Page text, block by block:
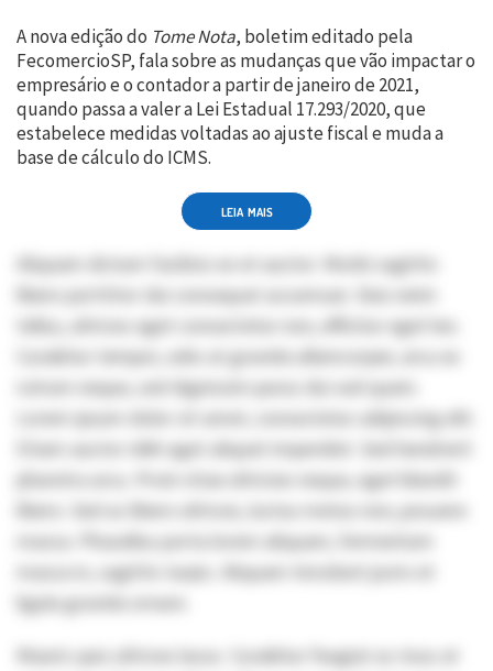
A nova edição do Tome Nota, boletim editado pela
FecomercioSP, fala sobre as mudanças que vão impactar o
empresário e o contador a partir de janeiro de 2021,
quando passa a valer a Lei Estadual 17.293/2020, que
estabelece medidas voltadas ao ajuste fiscal e muda a
base de cálculo do ICMS.
LEIA MAIS
Aliquam dictum facilisis ex et auctor. Morbi sagittis
libero porttitor dui consequat accumsan. Duis enim
tellus, ultrices eget consectetur non, efficitur eget leo.
Curabitur tempor, odio at gravida ullamcorper, arcu ex
rutrum neque, sed dignissim purus dui sed quam.
Lorem ipsum dolor sit amet, consectetur adipiscing elit.
Etiam auctor nibh eget aliquet imperdiet. Sed hendrerit
pharetra arcu. Proin vitae ultricies neque, eget blandit
libero. Sed ac libero ultrices, luctus metus non, posuere
massa. Phasellus porta lorem aliquam, fermentum
massa in, sagittis turpis. Aliquam tincidunt justo et
ligula gravida ornare.
Mauris quis ultrices lacus. Curabitur feugiat ac risus at